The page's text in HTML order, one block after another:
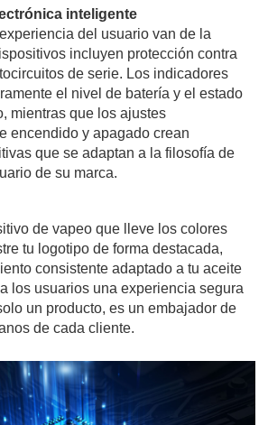
inteligente
del usuario van de la
incluyen protección contra
de serie. Los indicadores
el nivel de batería y el estado
mientras que los ajustes
encendido y apagado crean
que se adaptan a la filosofía de
de su marca.
de vapeo que lleve los colores
tu logotipo de forma destacada,
consistente adaptado a tu aceite
los usuarios una experiencia segura
un producto, es un embajador de
de cada cliente.